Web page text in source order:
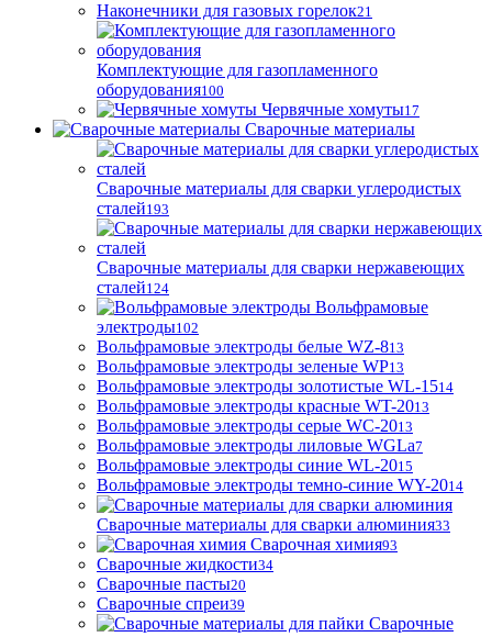
Наконечники для газовых горелок21
Комплектующие для газопламенного
оборудования100
Червячные хомуты17
Сварочные материалы
Сварочные материалы для сварки углеродистых
сталей193
Сварочные материалы для сварки нержавеющих
сталей124
Вольфрамовые
электроды102
Вольфрамовые электроды белые WZ-813
Вольфрамовые электроды зеленые WP13
Вольфрамовые электроды золотистые WL-1514
Вольфрамовые электроды красные WT-2013
Вольфрамовые электроды серые WC-2013
Вольфрамовые электроды лиловые WGLa7
Вольфрамовые электроды синие WL-2015
Вольфрамовые электроды темно-синие WY-2014
Сварочные материалы для сварки алюминия33
Сварочная химия93
Сварочные жидкости34
Сварочные пасты20
Сварочные спреи39
Сварочные